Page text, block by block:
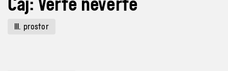
III. prostor